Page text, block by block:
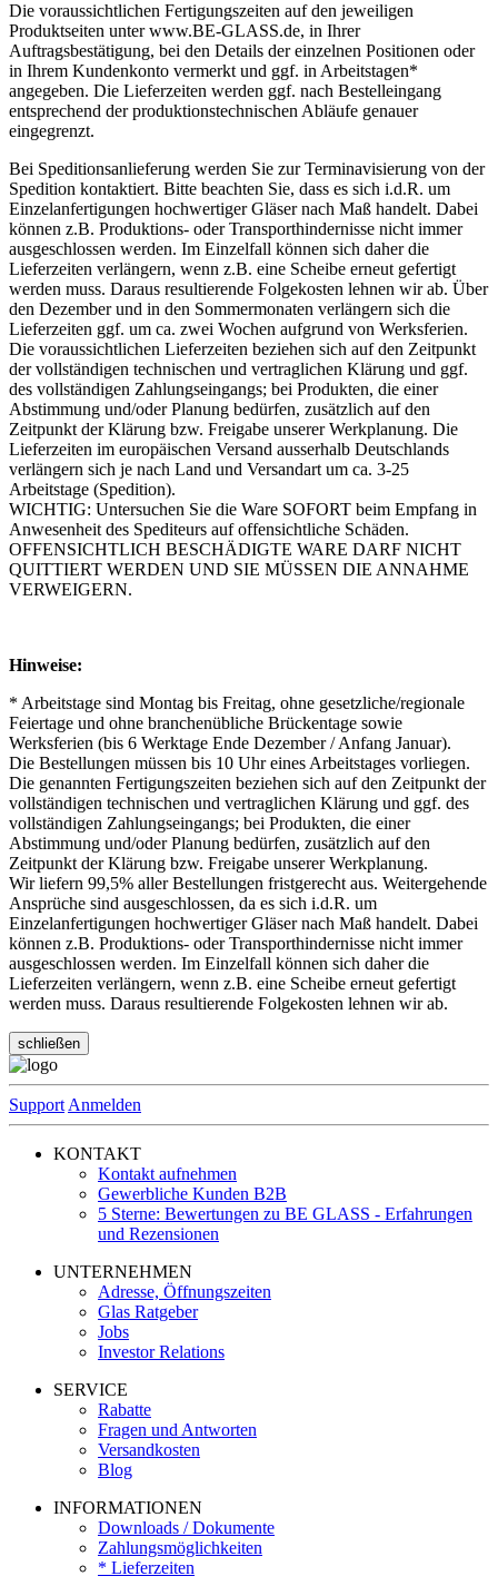
Die voraussichtlichen Fertigungszeiten auf den jeweiligen
Produktseiten unter www.BE-GLASS.de, in Ihrer
Auftragsbestätigung, bei den Details der einzelnen Positionen oder
in Ihrem Kundenkonto vermerkt und ggf. in Arbeitstagen*
angegeben. Die Lieferzeiten werden ggf. nach Bestelleingang
entsprechend der produktionstechnischen Abläufe genauer
eingegrenzt.
Bei Speditionsanlieferung werden Sie zur Terminavisierung von der
Spedition kontaktiert. Bitte beachten Sie, dass es sich i.d.R. um
Einzelanfertigungen hochwertiger Gläser nach Maß handelt. Dabei
können z.B. Produktions- oder Transporthindernisse nicht immer
ausgeschlossen werden. Im Einzelfall können sich daher die
Lieferzeiten verlängern, wenn z.B. eine Scheibe erneut gefertigt
werden muss. Daraus resultierende Folgekosten lehnen wir ab. Über
den Dezember und in den Sommermonaten verlängern sich die
Lieferzeiten ggf. um ca. zwei Wochen aufgrund von Werksferien.
Die voraussichtlichen Lieferzeiten beziehen sich auf den Zeitpunkt
der vollständigen technischen und vertraglichen Klärung und ggf.
des vollständigen Zahlungseingangs; bei Produkten, die einer
Abstimmung und/oder Planung bedürfen, zusätzlich auf den
Zeitpunkt der Klärung bzw. Freigabe unserer Werkplanung. Die
Lieferzeiten im europäischen Versand ausserhalb Deutschlands
verlängern sich je nach Land und Versandart um ca. 3-25
Arbeitstage (Spedition).
WICHTIG: Untersuchen Sie die Ware SOFORT beim Empfang in
Anwesenheit des Spediteurs auf offensichtliche Schäden.
OFFENSICHTLICH BESCHÄDIGTE WARE DARF NICHT
QUITTIERT WERDEN UND SIE MÜSSEN DIE ANNAHME
VERWEIGERN.
Hinweise:
* Arbeitstage sind Montag bis Freitag, ohne gesetzliche/regionale
Feiertage und ohne branchenübliche Brückentage sowie
Werksferien (bis 6 Werktage Ende Dezember / Anfang Januar).
Die Bestellungen müssen bis 10 Uhr eines Arbeitstages vorliegen.
Die genannten Fertigungszeiten beziehen sich auf den Zeitpunkt der
vollständigen technischen und vertraglichen Klärung und ggf. des
vollständigen Zahlungseingangs; bei Produkten, die einer
Abstimmung und/oder Planung bedürfen, zusätzlich auf den
Zeitpunkt der Klärung bzw. Freigabe unserer Werkplanung.
Wir liefern 99,5% aller Bestellungen fristgerecht aus. Weitergehende
Ansprüche sind ausgeschlossen, da es sich i.d.R. um
Einzelanfertigungen hochwertiger Gläser nach Maß handelt. Dabei
können z.B. Produktions- oder Transporthindernisse nicht immer
ausgeschlossen werden. Im Einzelfall können sich daher die
Lieferzeiten verlängern, wenn z.B. eine Scheibe erneut gefertigt
werden muss. Daraus resultierende Folgekosten lehnen wir ab.
schließen
SupportAnmelden
KONTAKT
Kontakt aufnehmen
Gewerbliche Kunden B2B
5 Sterne: Bewertungen zu BE GLASS - Erfahrungen
und Rezensionen
UNTERNEHMEN
Adresse, Öffnungszeiten
Glas Ratgeber
Jobs
Investor Relations
SERVICE
Rabatte
Fragen und Antworten
Versandkosten
Blog
INFORMATIONEN
Downloads / Dokumente
Zahlungsmöglichkeiten
* Lieferzeiten